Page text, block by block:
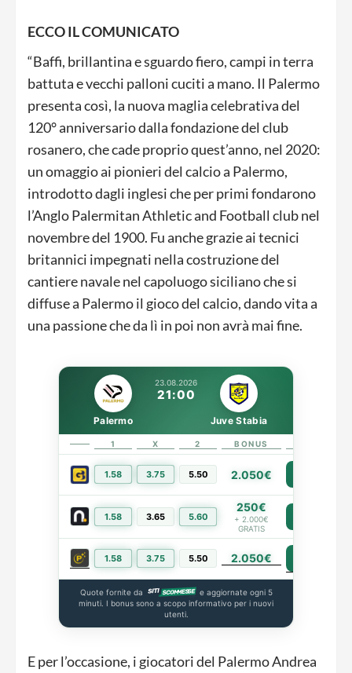
ECCO IL COMUNICATO
“Baffi, brillantina e sguardo fiero, campi in terra
battuta e vecchi palloni cuciti a mano. Il Palermo
presenta così, la nuova maglia celebrativa del
120° anniversario dalla fondazione del club
rosanero, che cade proprio quest’anno, nel 2020:
un omaggio ai pionieri del calcio a Palermo,
introdotto dagli inglesi che per primi fondarono
l’Anglo Palermitan Athletic and Football club nel
novembre del 1900. Fu anche grazie ai tecnici
britannici impegnati nella costruzione del
cantiere navale nel capoluogo siciliano che si
diffuse a Palermo il gioco del calcio, dando vita a
una passione che da lì in poi non avrà mai fine.
23.08.2026
21:00
Palermo Juve Stabia
1 X 2 BONUS
1.58 3.75 5.50 2.050€
1.58 3.65 5.60
250€
+ 2.000€
GRATIS
1.58 3.75 5.50 2.050€
Quote fornite da
e aggiornate ogni 5
minuti. I bonus sono a scopo informativo per i nuovi
utenti.
E per l’occasione, i giocatori del Palermo Andrea